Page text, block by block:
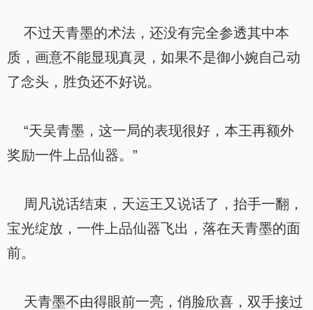
不过天青墨的术法，还没有完全参透其中本
质，画意不能显现真灵，如果不是御小婉自己动
了念头，胜负还不好说。
“天吴青墨，这一局的表现很好，本王再额外
奖励一件上品仙器。”
周凡说话结束，天运王又说话了，抬手一翻，
宝光绽放，一件上品仙器飞出，落在天青墨的面
前。
天青墨不由得眼前一亮，俏脸欣喜，双手接过